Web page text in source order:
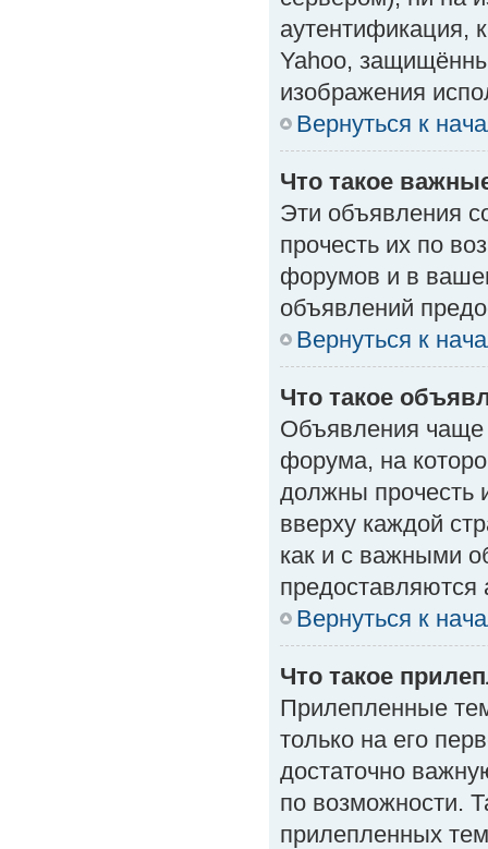
аутентификация,
Yahoo,
изображения
Вернуться к
Что такое
Эти объявления
прочесть их по
форумов и в
объявлений
Вернуться к
Что такое
Объявления
форума, на
должны прочесть
вверху каждой
как и с важными
предоставляются
Вернуться к
Что такое
Прилепленные
только на его
достаточно
по возможности.
прилепленных